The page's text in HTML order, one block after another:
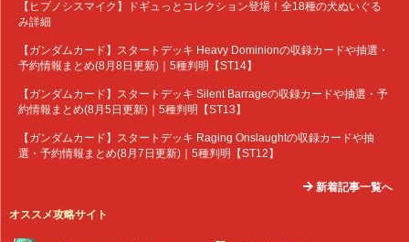
【ヒプノシスマイク】ドギュっとコレクション登場！全18種の犬ぬいぐる
み詳細
【ガンダムカード】スタートデッキ Heavy Dominionの収録カードや抽選・
予約情報まとめ(8月8日更新)｜5種判明【ST14】
【ガンダムカード】スタートデッキ Silent Barrageの収録カードや抽選・予
約情報まとめ(8月5日更新)｜5種判明【ST13】
【ガンダムカード】スタートデッキ Raging Onslaughtの収録カードや抽
選・予約情報まとめ(8月7日更新)｜5種判明【ST12】
新着記事一覧へ
オススメ攻略サイト